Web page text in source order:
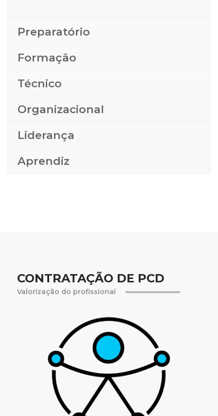
Preparatório
Formação
Técnico
Organizacional
Liderança
Aprendiz
CONTRATAÇÃO DE PCD
Valorização do profissional